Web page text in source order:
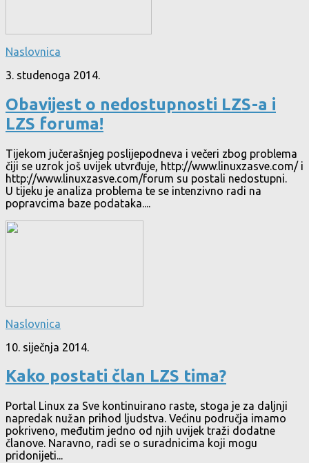
Naslovnica
3. studenoga 2014.
Obavijest o nedostupnosti LZS-a i
LZS foruma!
Tijekom jučerašnjeg poslijepodneva i večeri zbog problema
čiji se uzrok još uvijek utvrđuje, http://www.linuxzasve.com/ i
http://www.linuxzasve.com/forum su postali nedostupni.
U tijeku je analiza problema te se intenzivno radi na
popravcima baze podataka....
Naslovnica
10. siječnja 2014.
Kako postati član LZS tima?
Portal Linux za Sve kontinuirano raste, stoga je za daljnji
napredak nužan prihod ljudstva. Većinu područja imamo
pokriveno, međutim jedno od njih uvijek traži dodatne
članove. Naravno, radi se o suradnicima koji mogu
pridonijeti...